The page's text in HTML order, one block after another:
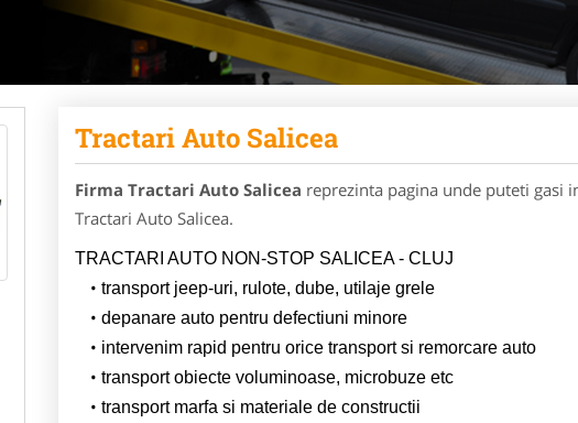
Tractari Auto Salicea
Firma Tractari Auto Salicea reprezinta pagina unde puteti gasi
Tractari Auto Salicea.
TRACTARI AUTO NON-STOP SALICEA - CLUJ
transport jeep-uri, rulote, dube, utilaje grele
depanare auto pentru defectiuni minore
intervenim rapid pentru orice transport si remorcare auto
transport obiecte voluminoase, microbuze etc
transport marfa si materiale de constructii